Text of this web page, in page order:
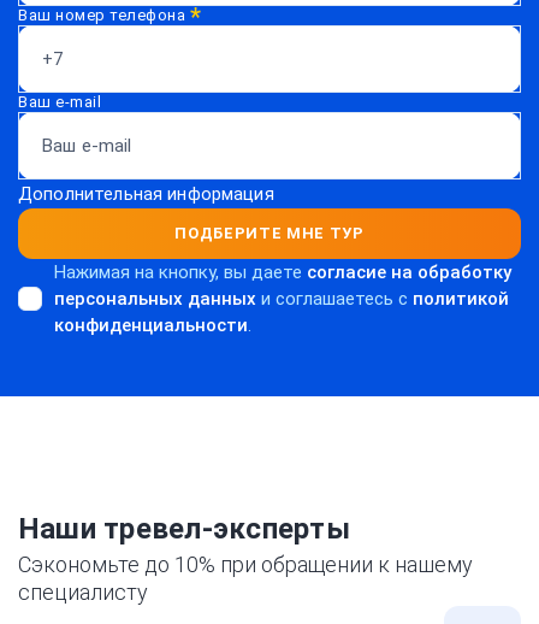
Ваш номер телефона *
Ваш e-mail
Дополнительная информация
ПОДБЕРИТЕ МНЕ ТУР
Нажимая на кнопку, вы даете согласие на обработку
персональных данных и соглашаетесь c политикой
конфиденциальности.
Наши тревел-эксперты
Сэкономьте до 10% при обращении к нашему
специалисту